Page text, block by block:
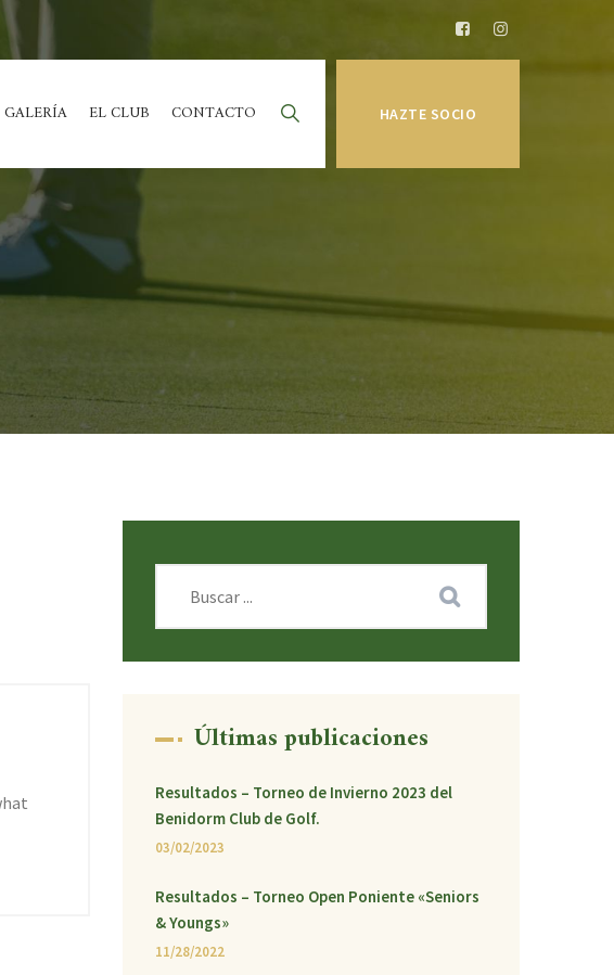
GALERÍA EL CLUB CONTACTO HAZTE SOCIO
Últimas publicaciones
Resultados – Torneo de Invierno 2023 del
Benidorm Club de Golf.
03/02/2023
Resultados – Torneo Open Poniente «Seniors
& Youngs»
11/28/2022